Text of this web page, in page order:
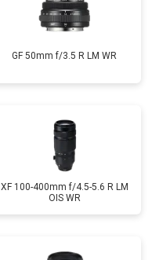
GF 50mm f/3.5 R LM WR
XF 100-400mm f/4.5-5.6 R LM
OIS WR